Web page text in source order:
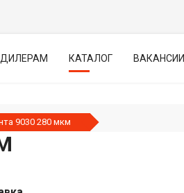
ДИЛЕРАМ КАТАЛОГ ВАКАНСИИ
9030 280 мкм